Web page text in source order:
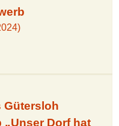
Gütersloh
„Unser Dorf hat